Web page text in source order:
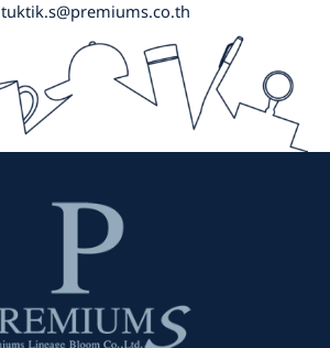
tuktik.s@premiums.co.th